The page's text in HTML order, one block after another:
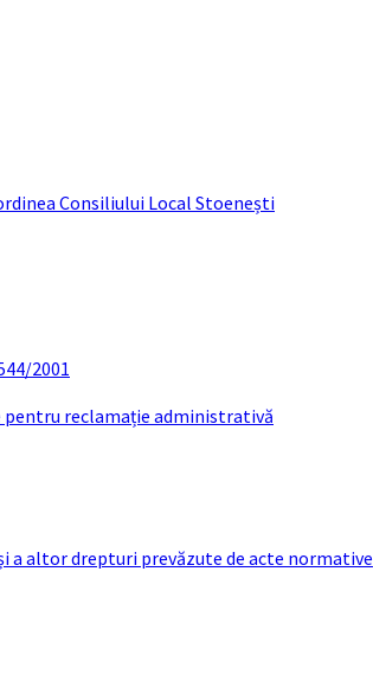
Consiliului Local Stoenești
2001
reclamație administrativă
altor drepturi prevăzute de acte normative